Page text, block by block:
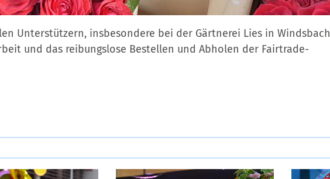
Unterstützern, insbesondere bei der Gärtnerei Lies in Windsbach
und das reibungslose Bestellen und Abholen der Fairtrade-